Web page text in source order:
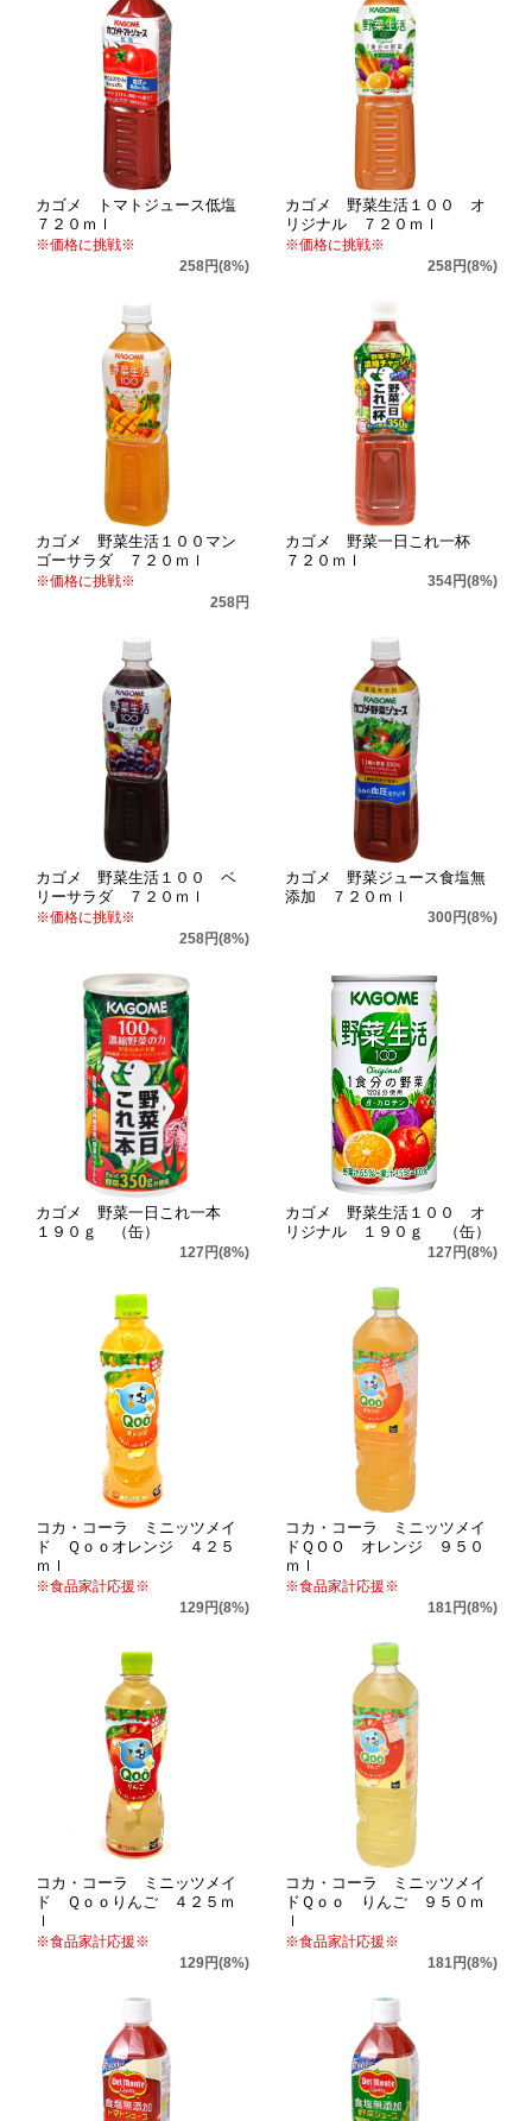
カゴメ トマトジュース低塩
７２０ｍｌ
※価格に挑戦※
258円(8%)
カゴメ 野菜生活１００ オ
リジナル ７２０ｍｌ
※価格に挑戦※
258円(8%)
カゴメ 野菜生活１００マン
ゴーサラダ ７２０ｍｌ
※価格に挑戦※
258円
カゴメ 野菜一日これ一杯
７２０ｍｌ
354円(8%)
カゴメ 野菜生活１００ ベ
リーサラダ ７２０ｍｌ
※価格に挑戦※
258円(8%)
カゴメ 野菜ジュース食塩無
添加 ７２０ｍｌ
300円(8%)
カゴメ 野菜一日これ一本
１９０ｇ （缶）
127円(8%)
カゴメ 野菜生活１００ オ
リジナル １９０ｇ （缶）
127円(8%)
コカ・コーラ ミニッツメイ
ド Ｑｏｏオレンジ ４２５
ｍｌ
※食品家計応援※
129円(8%)
コカ・コーラ ミニッツメイ
ドＱＯＯ オレンジ ９５０
ｍｌ
※食品家計応援※
181円(8%)
コカ・コーラ ミニッツメイ
ド Ｑｏｏりんご ４２５ｍ
ｌ
※食品家計応援※
129円(8%)
コカ・コーラ ミニッツメイ
ドＱｏｏ りんご ９５０ｍ
ｌ
※食品家計応援※
181円(8%)